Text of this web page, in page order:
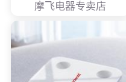
摩飞电器专卖店